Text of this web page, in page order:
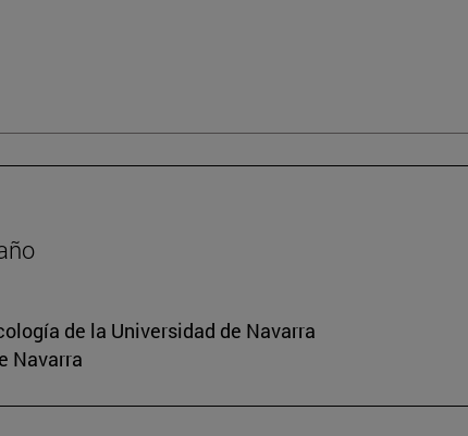
de la Universidad de Navarra
Navarra